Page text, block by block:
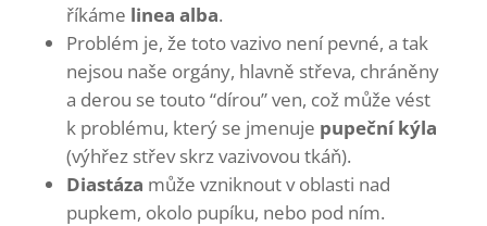
říkáme linea alba.
Problém je, že toto vazivo není pevné, a tak
nejsou naše orgány, hlavně střeva, chráněny
a derou se touto “dírou” ven, což může vést
k problému, který se jmenuje pupeční kýla
(výhřez střev skrz vazivovou tkáň).
Diastáza může vzniknout v oblasti nad
pupkem, okolo pupíku, nebo pod ním.